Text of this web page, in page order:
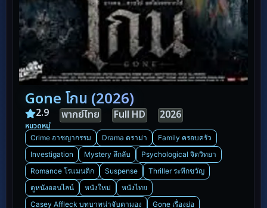
Gone โกน (2026)
2.9 พากย์ไทย Full HD 2026
หมวดหมู่
Crime อาชญากรรม Drama ดราม่า
Family ครอบครัว
Investigation
Mystery ลึกลับ
Psychological จิตวิทยา
Romance โรแมนติก
Suspense
Thriller ระทึกขวัญ
ดูหนังออนไลน์
หนังใหม่
หนังไทย
Casey Affleck บทบาทน่าจับตามอง
Gone เรื่องย่อ